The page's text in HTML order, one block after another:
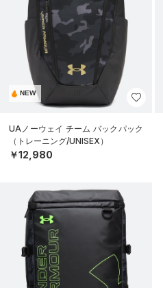
NEW
UAノーウェイ チーム バックパック
（トレーニング/UNISEX）
￥12,980